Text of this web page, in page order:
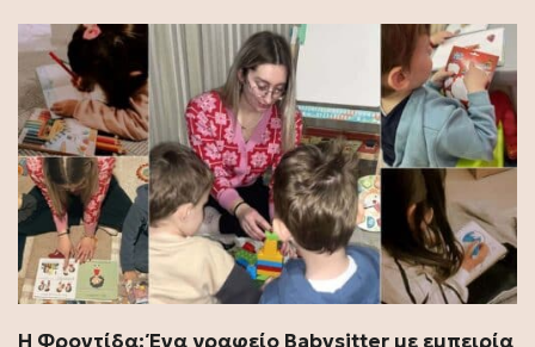
Η Φροντίδα: Ένα γραφείο Babysitter με εμπειρία